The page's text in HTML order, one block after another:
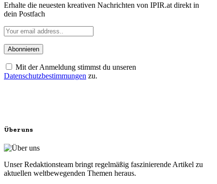
Erhalte die neuesten kreativen Nachrichten von IPIR.at direkt in
dein Postfach
Mit der Anmeldung stimmst du unseren
Datenschutzbestimmungen zu.
Über uns
Unser Redaktionsteam bringt regelmäßig faszinierende Artikel zu
aktuellen weltbewegenden Themen heraus.